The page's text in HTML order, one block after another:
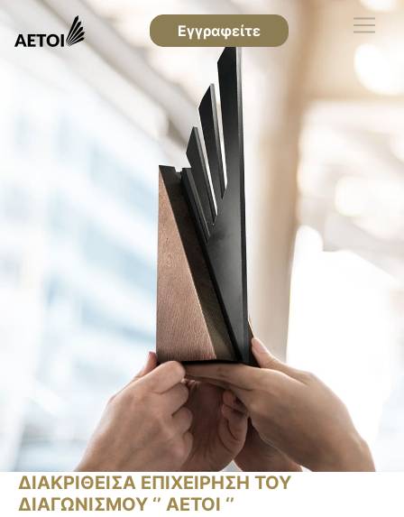
Εγγραφείτε
ΔΙΑΚΡΙΘΕΙΣΑ ΕΠΙΧΕΙΡΗΣΗ ΤΟΥ
ΔΙΑΓΩΝΙΣΜΟΥ ‘’ ΑΕΤΟΙ ‘’